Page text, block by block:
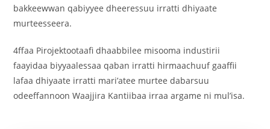
bakkeewwan qabiyyee dheeressuu irratti dhiyaate
murteesseera.
4ffaa Pirojektootaafi dhaabbilee misooma industirii
faayidaa biyyaalessaa qaban irratti hirmaachuuf gaaffii
lafaa dhiyaate irratti mari’atee murtee dabarsuu
odeeffannoon Waajjira Kantiibaa irraa argame ni mul’isa.